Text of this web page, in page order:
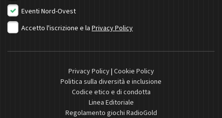
Eventi Nord-Ovest
Accetto l'iscrizione e la Privacy Policy
Privacy Policy| Cookie Policy
Politica sulla diversità e inclusione
Codice etico e di condotta
Linea Editoriale
Regolamento giochi RadioGold